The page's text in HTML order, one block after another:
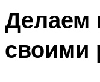
Делаем
своими